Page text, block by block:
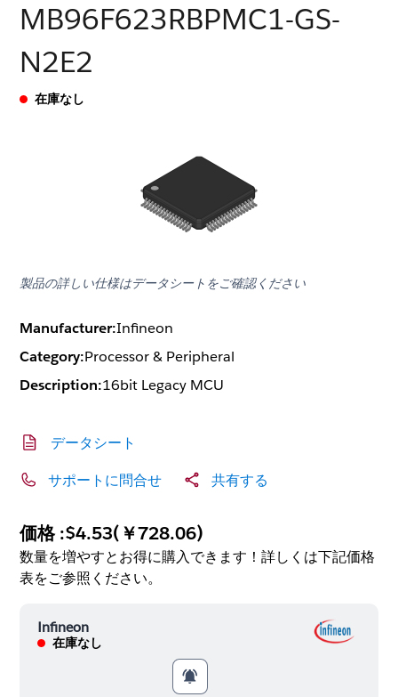
MB96F623RBPMC1-GS-
N2E2
在庫なし
製品の詳しい仕様はデータシートをご確認ください
Manufacturer:Infineon
Category:Processor & Peripheral
Description:16bit Legacy MCU
データシート
サポートに問合せ 共有する
価格 :$4.53(￥728.06)
数量を増やすとお得に購入できます！詳しくは下記価格
表をご参照ください。
Infineon
在庫なし